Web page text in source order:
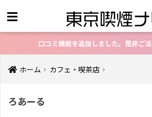
口コミ機能を追加しました。是非ご活
ホーム カフェ・喫茶店
ろあーる